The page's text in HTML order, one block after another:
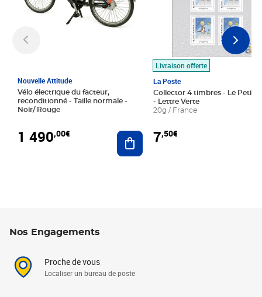
Nouvelle Attitude
Vélo électrique du facteur,
reconditionné - Taille normale -
Noir/ Rouge
1 490,00€ Ajouter au panier
Livraison offerte
La Poste
Collector 4 timbres - Le Petit
- Lettre Verte
20g / France
7,50€
Nos Engagements
Proche de vous
Localiser un bureau de poste